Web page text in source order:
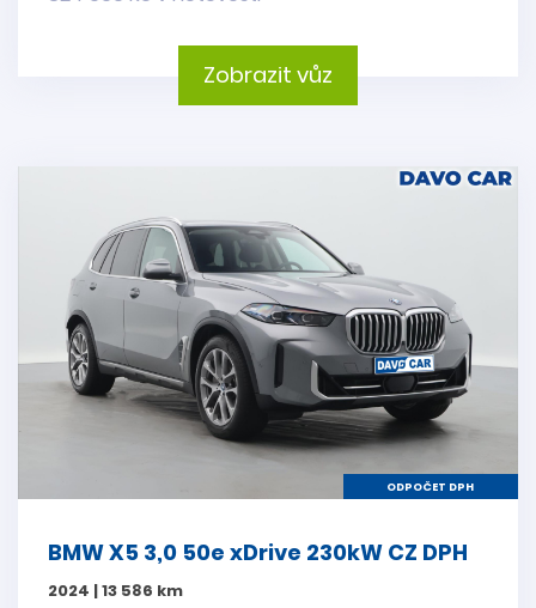
Zobrazit vůz
ODPOČET DPH
BMW X5 3,0 50e xDrive 230kW CZ DPH
2024 | 13 586 km